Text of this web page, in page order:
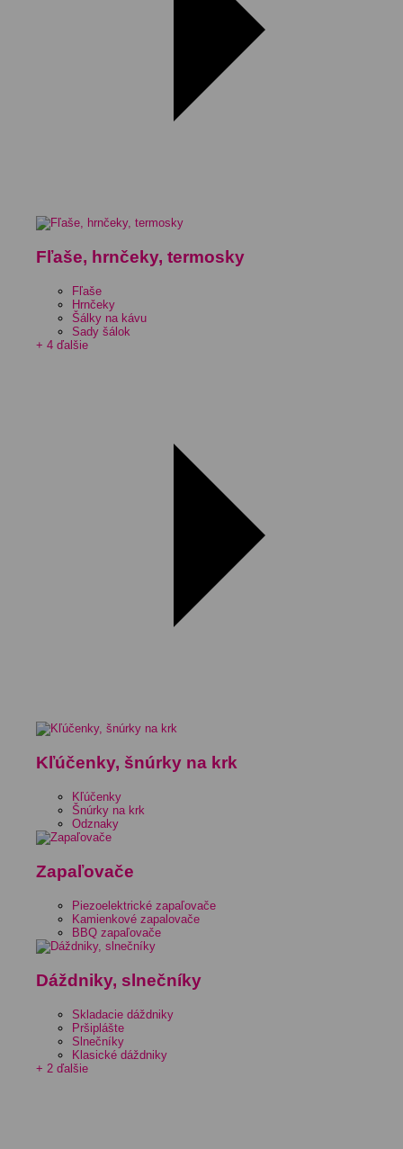
Fľaše, hrnčeky, termosky
Fľaše
Hrnčeky
Šálky na kávu
Sady šálok
+ 4 ďalšie
Kľúčenky, šnúrky na krk
Kľúčenky
Šnúrky na krk
Odznaky
Zapaľovače
Piezoelektrické zapaľovače
Kamienkové zapalovače
BBQ zapaľovače
Dáždniky, slnečníky
Skladacie dáždniky
Pršiplášte
Slnečníky
Klasické dáždniky
+ 2 ďalšie